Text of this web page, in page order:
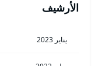
الأرشيف
يناير 2023